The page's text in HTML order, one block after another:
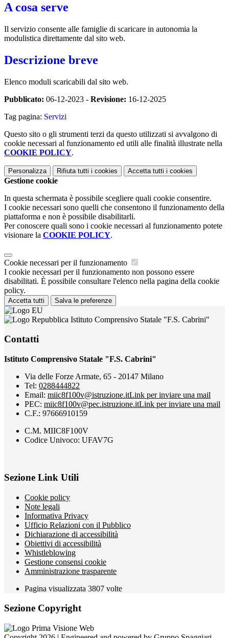
A cosa serve
Il servizio consente alle famiglie di scaricare in autonomia la
modulistica direttamente dal sito web.
Descrizione breve
Elenco moduli scaricabili dal sito web.
Pubblicato: 06-12-2023 - Revisione: 16-12-2025
Tag pagina: Servizi
Questo sito o gli strumenti terzi da questo utilizzati si avvalgono di
cookie necessari al funzionamento ed utili alle finalità illustrate nella
COOKIE POLICY.
Personalizza Rifiuta tutti i cookies Accetta tutti i cookies
Gestione cookie
In questa schermata è possibile scegliere quali cookie consentire.
I cookie necessari sono quelli che consentono il funzionamento della
piattaforma e non è possibile disabilitarli.
Per conoscere quali sono i cookie necessari al funzionamento potete
visionare la COOKIE POLICY.
Cookie necessari per il funzionamento
I cookie necessari per il funzionamento non possono essere
disabilitati. È possibile consultare l'elenco nella pagina della cookie
policy.
Accetta tutti Salva le preferenze
Istituto Comprensivo Statale "F.S. Cabrini"
Contatti
Istituto Comprensivo Statale "F.S. Cabrini"
Via delle Forze Armate, 65 - 20147 Milano
Tel: 0288444822
Email: miic8f100v@istruzione.itLink per inviare una mail
PEC: miic8f100v@pec.istruzione.itLink per inviare una mail
C.F.: 97666910159
C.M. MIIC8F100V
Codice Univoco: UFAV7G
Sezione Link Utili
Cookie policy
Note legali
Informativa Privacy
Ufficio Relazioni con il Pubblico
Dichiarazione di accessibilità
Obiettivi di accessibilità
Whistleblowing
Gestione consensi cookie
Amministrazione trasparente
Pagina visualizzata 3807 volte
Sezione Copyright